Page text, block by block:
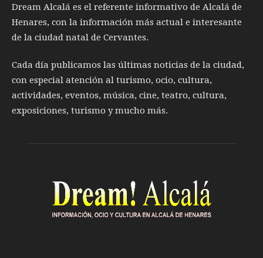
Dream Alcalá es el referente informativo de Alcalá de
Henares, con la información más actual e interesante
de la ciudad natal de Cervantes.
Cada día publicamos las últimas noticias de la ciudad,
con especial atención al turismo, ocio, cultura,
actividades, eventos, música, cine, teatro, cultura,
exposiciones, turismo y mucho más.